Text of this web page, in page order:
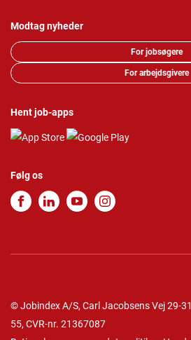
Modtag nyheder
For jobsøgere
For arbejdsgivere
Hent job-apps
Følg os
© Jobindex A/S, Carl Jacobsens Vej 29-
55, CVR-nr. 21367087